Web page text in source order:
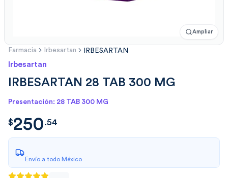
Ampliar
Farmacia Irbesartan IRBESARTAN
Irbesartan
IRBESARTAN 28 TAB 300 MG
Presentación: 28 TAB 300 MG
$250.5450
$250.54
Envío a todo México